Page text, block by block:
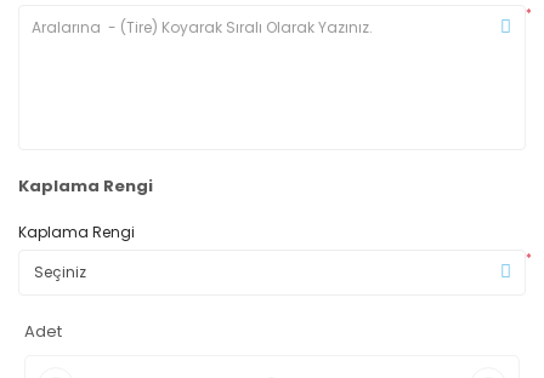
*
Kaplama Rengi
Kaplama Rengi
*
Adet